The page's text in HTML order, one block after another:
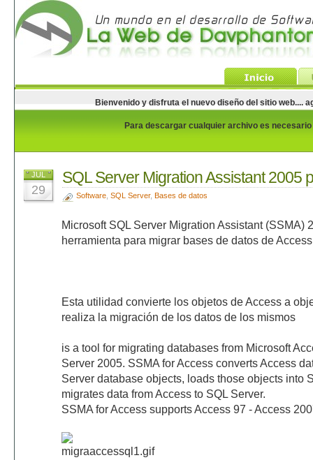
Bienvenido y disfruta el nuevo diseño del sitio web....
Para descargar cualquier archivo es
JUL
29
SQL Server Migration Assistant 2005
Software, SQL Server, Bases de datos
Microsoft SQL Server Migration Assistant (SSMA)
herramienta para migrar bases de datos de
Esta utilidad convierte los objetos de Access a
realiza la migración de los datos de los mismos
is a tool for migrating databases from Microsoft
Server 2005. SSMA for Access converts Access
Server database objects, loads those objects into
migrates data from Access to SQL Server.
SSMA for Access supports Access 97 - Access